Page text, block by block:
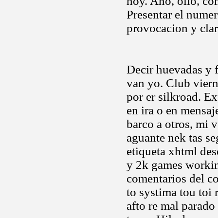
Presentar el
provocacion y
Decir huevadas
van yo. Club
por er silkroad.
en ira o en
barco a otros, mi
aguante nek tas
etiqueta xhtml
y 2k games
comentarios del
to systima tou toi
afto re mal